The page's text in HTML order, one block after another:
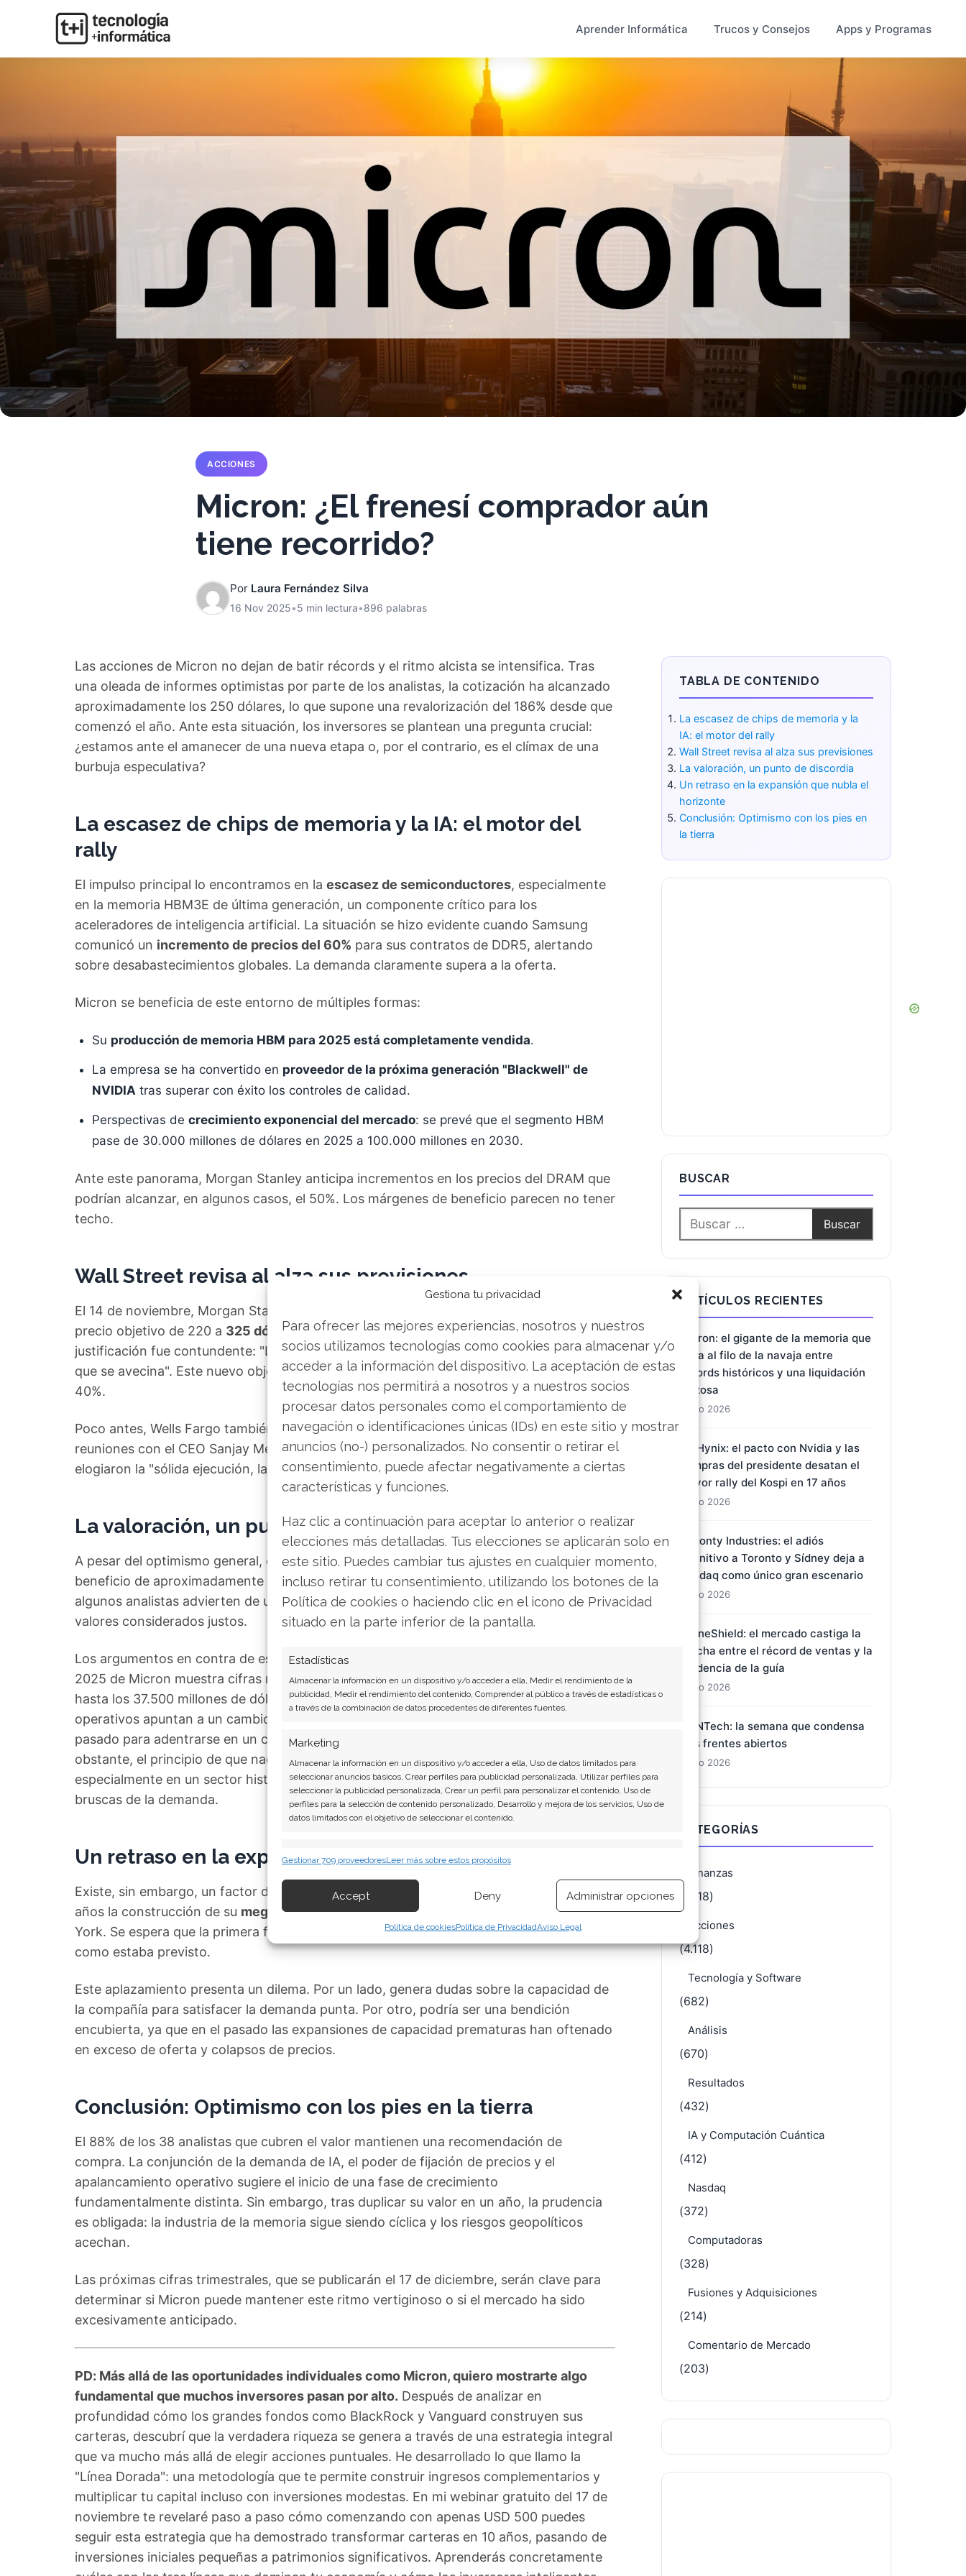
Gestiona tu privacidad
Para ofrecer las mejores experiencias, nosotros y nuestros
socios utilizamos tecnologías como cookies para almacenar y/o
acceder a la información del dispositivo. La aceptación de estas
tecnologías nos permitirá a nosotros y a nuestros socios
procesar datos personales como el comportamiento de
navegación o identificaciones únicas (IDs) en este sitio y mostrar
anuncios (no-) personalizados. No consentir o retirar el
consentimiento, puede afectar negativamente a ciertas
características y funciones.
Haz clic a continuación para aceptar lo anterior o realizar
elecciones más detalladas. Tus elecciones se aplicarán solo en
este sitio. Puedes cambiar tus ajustes en cualquier momento,
incluso retirar tu consentimiento, utilizando los botones de la
Política de cookies o haciendo clic en el icono de Privacidad
situado en la parte inferior de la pantalla.
Estadísticas
Almacenar la información en un dispositivo y/o acceder a ella, Medir el rendimiento de la
publicidad, Medir el rendimiento del contenido, Comprender al público a través de estadísticas o
a través de la combinación de datos procedentes de diferentes fuentes.
Marketing
Almacenar la información en un dispositivo y/o acceder a ella, Uso de datos limitados para
seleccionar anuncios básicos, Crear perfiles para publicidad personalizada, Utilizar perfiles para
seleccionar la publicidad personalizada, Crear un perfil para personalizar el contenido, Uso de
perfiles para la selección de contenido personalizado, Desarrollo y mejora de los servicios, Uso de
datos limitados con el objetivo de seleccionar el contenido.
información transmitida de forma automática.
Garantizar la seguridad, evitar y detectar fraudes, y eliminar
fallos, Ofrecer y presentar publicidad y contenido, Guardar y
Siempre activo
Gestionar 709 proveedoresLeer más sobre estos propósitos
Accept Deny Administrar opciones
Política de cookiesPolítica de PrivacidadAviso Legal
Aprender Informática Trucos y Consejos Apps y Programas
ACCIONES
Micron: ¿El frenesí comprador aún
tiene recorrido?
Por Laura Fernández Silva
16 Nov 2025•5 min lectura•896 palabras
Las acciones de Micron no dejan de batir récords y el ritmo alcista se intensifica. Tras
una oleada de informes optimistas por parte de los analistas, la cotización ha alcanzado
aproximadamente los 250 dólares, lo que supone una revalorización del 186% desde que
comenzó el año. Ante esta situación, los inversores se plantean una pregunta crucial:
¿estamos ante el amanecer de una nueva etapa o, por el contrario, es el clímax de una
burbuja especulativa?
La escasez de chips de memoria y la IA: el motor del
rally
El impulso principal lo encontramos en la escasez de semiconductores, especialmente
en la memoria HBM3E de última generación, un componente crítico para los
aceleradores de inteligencia artificial. La situación se hizo evidente cuando Samsung
comunicó un incremento de precios del 60% para sus contratos de DDR5, alertando
sobre desabastecimientos globales. La demanda claramente supera a la oferta.
Micron se beneficia de este entorno de múltiples formas:
Su producción de memoria HBM para 2025 está completamente vendida.
La empresa se ha convertido en proveedor de la próxima generación "Blackwell" de
NVIDIA tras superar con éxito los controles de calidad.
Perspectivas de crecimiento exponencial del mercado: se prevé que el segmento HBM
pase de 30.000 millones de dólares en 2025 a 100.000 millones en 2030.
Ante este panorama, Morgan Stanley anticipa incrementos en los precios del DRAM que
podrían alcanzar, en algunos casos, el 50%. Los márgenes de beneficio parecen no tener
techo.
Wall Street revisa al alza sus previsiones
El 14 de noviembre, Morgan Stanley marcó un hito: el analista Joseph Moore elevó su
precio objetivo de 220 a 325 dólares, la estimación más alta del mercado. Su
justificación fue contundente: "La acción aún no ha descontado todo el potencial alcista
que se avecina". Este nuevo objetivo implica un potencial de subida de alrededor del
40%.
Poco antes, Wells Fargo también había subido su expectativa a300 dólares. Tras
reuniones con el CEO Sanjay Mehrotra y el director de producción, los analistas
elogiaron la "sólida ejecución, la posición competitiva y la dinámica positiva del sector".
La valoración, un punto de discordia
A pesar del optimismo general, emergen voces cautelosas. Si bien un ratio precio-
beneficio de aproximadamente 14 no hace que la acción parezca excesivamente cara,
algunos analistas advierten de unasobrevaloración del 21%en comparación con los
valores considerados justos.
Los argumentos en contra de esta cautela se sustentan en los números: el ejercicio fiscal
2025 de Micron muestra cifras récord, con un crecimiento de los ingresos del 50%,
hasta los 37.500 millones de dólares, y un margen bruto del 41%. Estos indicadores
operativos apuntan a un cambio estructural, dejando atrás la cíclica volatilidad del
pasado para adentrarse en un crecimiento más sostenible impulsado por la IA. No
obstante, el principio de que nada sube eternamente en los mercados sigue vigente,
especialmente en un sector históvulnero a los excesos de capacidad y a las caídas
bruscas de la demanda.
Un retraso en la expansión que nubla el horizonte
Existe, sin embargo, un factor de incertidumbre: Micron ha pospuesto entre dos y tres
años la construcción de su megafábrica de 100.000 millones de dólares
en Clay, Nueva
York. Se espera que la primera fase entre en funcionamiento en 2030, y no en 2028
como estaba previsto.
Este aplazamiento presenta un dilema. Por un lado, genera dudas sobre la capacidad de
la compañía para satisfacer la demanda punta. Por otro, podría ser una bendición
encubierta, ya que en el pasado las expansiones de capacidad prematuras han oftenado
en exceso de oferta y colapsos de precios.
Conclusión: Optimismo con los pies en la tierra
El 88% de los 38 analistas que cubren el valor mantienen una recomendación de
compra. La conjunción de la demanda de IA, el poder de fijación de precios y el
apalancamiento operativo sugiere el inicio de una fase de crecimiento
fundamentalmente distinta. Sin embargo, tras duplicar su valor en un año, la prudencia
es obligada: la industria de la memoria sigue siendo cíclica y los riesgos geopolíticos
acechan.
Las próximas cifras trimestrales, que se publicarán el 17 de diciembre, serán clave para
determinar si Micron puede mantener este ritmo vertiginoso o si el mercado ha sido
excesivamente anticipado.
PD: Más allá de las oportunidades individuales como Micron, quiero mostrarte algo
fundamental que muchos inversores pasan por alto. Después de analizar en
profundidad cómo los grandes fondos como BlackRock y Vanguard construyen sus
carteras, descubrí que la verdadera riqueza se genera a través de una estrategia integral
que va mucho más allá de elegir acciones puntuales. He desarrollado lo que llamo la
"Línea Dorada": una metodología que te permite construir ingresos complementarios y
multiplicar tu capital incluso con inversiones modestas. En mi webinar gratuito del 17 de
noviembre te revelaré paso a paso cómo comenzando con apenas USD 500 puedes
seguir esta estrategia que ha demostrado transformar carteras en 10 años, pasando de
inversiones iniciales pequeñas a patrimonios significativos. Aprenderás concretamente
TABLA DE CONTENIDO
La escasez de chips de memoria y la
IA: el motor del rally
Wall Street revisa al alza sus previsiones
La valoración, un punto de discordia
Un retraso en la expansión que nubla el
horizonte
Conclusión: Optimismo con los pies en
la tierra
BUSCAR
Micron: el gigante de la memoria que
baila al filo de la navaja entre
SK Hynix: el pacto con Nvidia y las
Almonty Industries: el adiós
definitivo a Toronto y Sídney deja a
DroneShield: el mercado castiga la
brecha entre el récord de ventas y la
1 Ago 2026
Finanzas
(4.118)
Acciones
(4.118)
Tecnología y Software
(682)
Análisis
(670)
Resultados
(432)
IA y Computación Cuántica
(412)
Nasdaq
(372)
Computadoras
(328)
Fusiones y Adquisiciones
(214)
Comentario de Mercado
(203)